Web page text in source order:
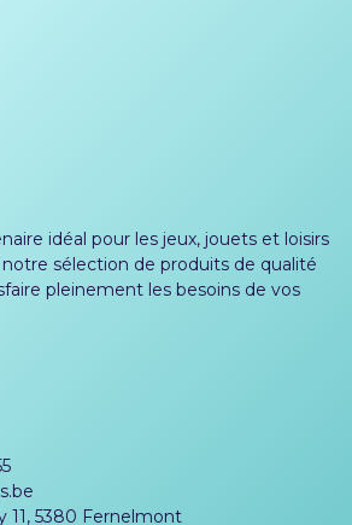
idéal pour les jeux, jouets et loisirs
sélection de produits de qualité
pleinement les besoins de vos
11, 5380 Fernelmont